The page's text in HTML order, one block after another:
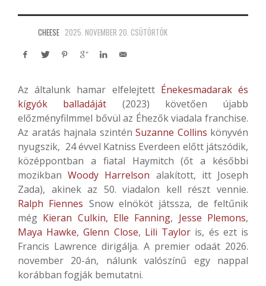
CHEESE 2025. NOVEMBER 20. CSÜTÖRTÖK
Az általunk hamar elfelejtett Énekesmadarak és
kígyók balladáját (2023) követően újabb
előzményfilmmel bővül az Éhezők viadala franchise.
Az aratás hajnala szintén Suzanne Collins könyvén
nyugszik, 24 évvel Katniss Everdeen előtt játszódik,
középpontban a fiatal Haymitch (őt a későbbi
mozikbanWoody Harrelson alakított, itt Joseph
Zada), akinek az 50. viadalon kell részt vennie.
Ralph Fiennes Snow elnököt játssza, de feltűnik
még Kieran Culkin, Elle Fanning, Jesse Plemons,
Maya Hawke, Glenn Close, Lili Taylor is, és ezt is
Francis Lawrence dirigálja. A premier odaát 2026.
november 20-án, nálunk valószínű egy nappal
korábban fogják bemutatni.